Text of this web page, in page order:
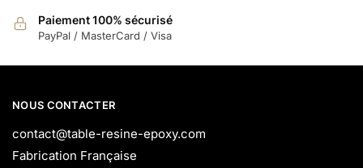
Paiement 100% sécurisé
PayPal / MasterCard / Visa
NOUS CONTACTER
contact@table-resine-epoxy.com
Fabrication Française